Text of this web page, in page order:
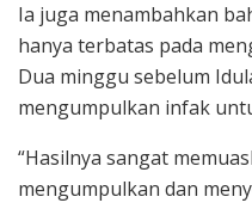
Ia juga menambahkan
hanya terbatas pada
Dua minggu sebelum
mengumpulkan infak
“Hasilnya sangat
mengumpulkan dan